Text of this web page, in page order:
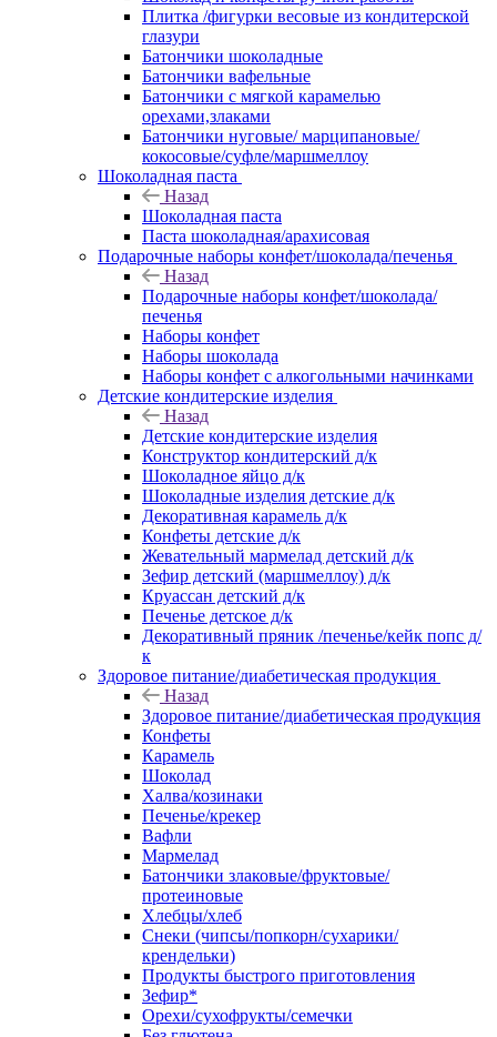
Плитка /фигурки весовые из кондитерской
глазури
Батончики шоколадные
Батончики вафельные
Батончики с мягкой карамелью
орехами,злаками
Батончики нуговые/ марципановые/
кокосовые/суфле/маршмеллоу
Шоколадная паста
Назад
Шоколадная паста
Паста шоколадная/арахисовая
Подарочные наборы конфет/шоколада/печенья
Назад
Подарочные наборы конфет/шоколада/
печенья
Наборы конфет
Наборы шоколада
Наборы конфет с алкогольными начинками
Детские кондитерские изделия
Назад
Детские кондитерские изделия
Конструктор кондитерский д/к
Шоколадное яйцо д/к
Шоколадные изделия детские д/к
Декоративная карамель д/к
Конфеты детские д/к
Жевательный мармелад детский д/к
Зефир детский (маршмеллоу) д/к
Круассан детский д/к
Печенье детское д/к
Декоративный пряник /печенье/кейк попс д/
к
Здоровое питание/диабетическая продукция
Назад
Здоровое питание/диабетическая продукция
Конфеты
Карамель
Шоколад
Халва/козинаки
Печенье/крекер
Вафли
Мармелад
Батончики злаковые/фруктовые/
протеиновые
Хлебцы/хлеб
Снеки (чипсы/попкорн/сухарики/
крендельки)
Продукты быстрого приготовления
Зефир*
Орехи/сухофрукты/семечки